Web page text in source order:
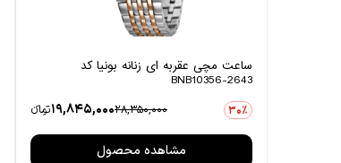
ساعت مچی عقربه ای زنانه بونیا کد
BNB10356-2643
30٪ 28,350,000
19,845,000تومانءء
مشاهده محصول